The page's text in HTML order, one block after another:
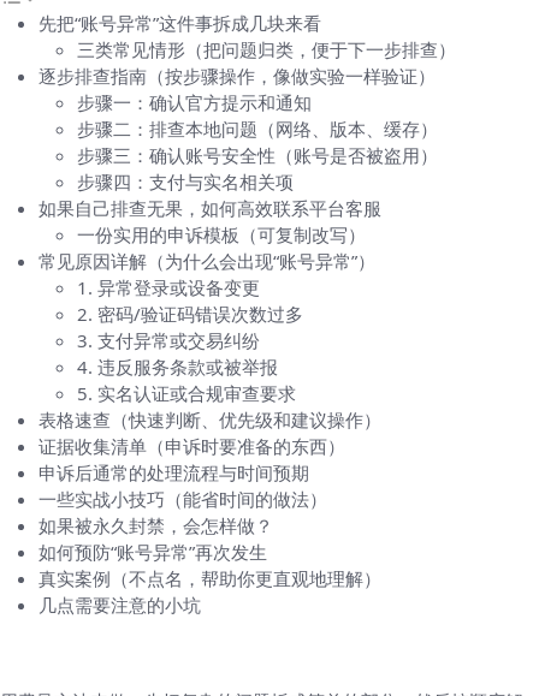
先把“账号异常”这件事拆成几块来看
三类常见情形（把问题归类，便于下一步排查）
逐步排查指南（按步骤操作，像做实验一样验证）
步骤一：确认官方提示和通知
步骤二：排查本地问题（网络、版本、缓存）
步骤三：确认账号安全性（账号是否被盗用）
步骤四：支付与实名相关项
如果自己排查无果，如何高效联系平台客服
一份实用的申诉模板（可复制改写）
常见原因详解（为什么会出现“账号异常”）
1. 异常登录或设备变更
2. 密码/验证码错误次数过多
3. 支付异常或交易纠纷
4. 违反服务条款或被举报
5. 实名认证或合规审查要求
表格速查（快速判断、优先级和建议操作）
证据收集清单（申诉时要准备的东西）
申诉后通常的处理流程与时间预期
一些实战小技巧（能省时间的做法）
如果被永久封禁，会怎样做？
如何预防“账号异常”再次发生
真实案例（不点名，帮助你更直观地理解）
几点需要注意的小坑